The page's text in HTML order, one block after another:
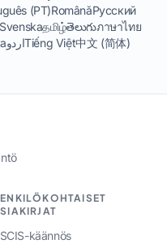
(PT)RomânăРусский
Svenskaதமிழ்తెలుగుภาษาไทย
اردوTiếng Việt中文 (简体)
käännös